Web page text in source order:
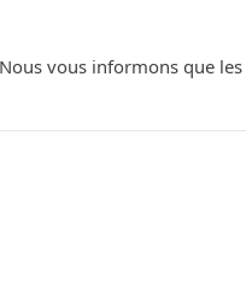
vous informons que